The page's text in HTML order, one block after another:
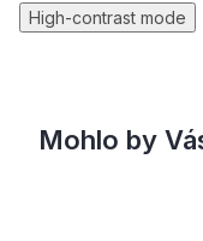
High-contrast mode